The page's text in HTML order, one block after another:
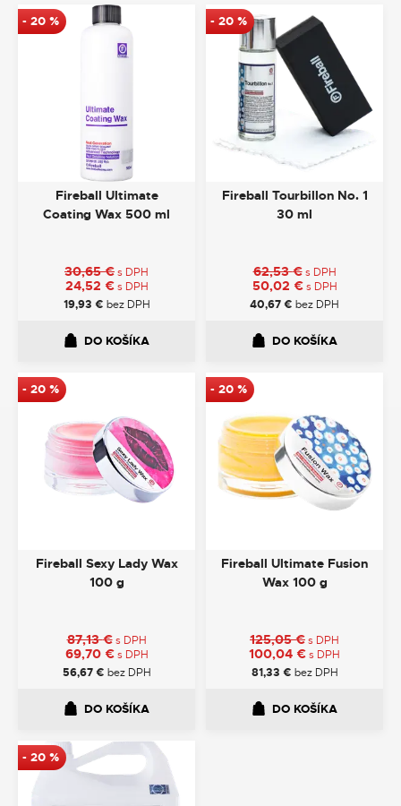
- 20%
Fireball Ultimate
Coating Wax 500 ml
30,65€s DPH
24,52 € s DPH
19,93 € bez DPH
DO KOŠÍKA
- 20%
Fireball Tourbillon No. 1
30 ml
62,53€ s DPH
50,02 € s DPH
40,67€ bez DPH
DO KOŠÍKA
- 20%
Fireball Sexy Lady Wax
100 g
87,13€ s DPH
69,70 € s DPH
56,67€ bez DPH
DO KOŠÍKA
- 20%
Fireball Ultimate Fusion
Wax 100 g
125,05€s DPH
100,04 €s DPH
81,33 € bez DPH
DO KOŠÍKA
- 20%